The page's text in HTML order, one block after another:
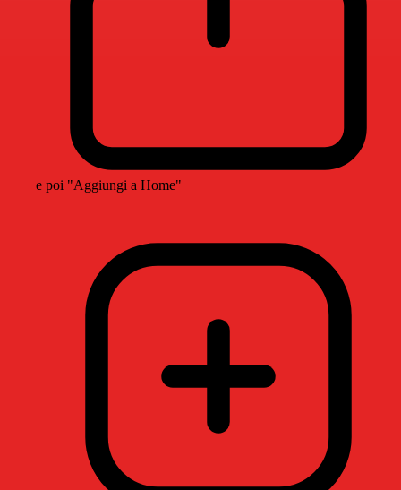
e poi "Aggiungi a Home"